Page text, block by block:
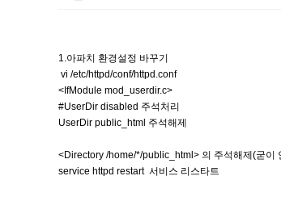
1.아파치 환경설정 바꾸기
vi /etc/httpd/conf/httpd.conf
<IfModule mod_userdir.c>
#UserDir disabled 주석처리
UserDir public_html 주석해제
<Directory /home/*/public_html> 의 주석해제(굳이
service httpd restart 서비스 리스타트